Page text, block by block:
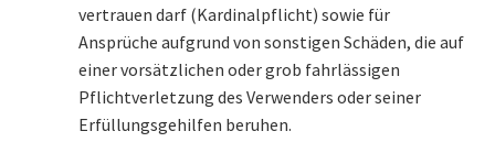
vertrauen darf (Kardinalpflicht) sowie für
Ansprüche aufgrund von sonstigen Schäden, die auf
einer vorsätzlichen oder grob fahrlässigen
Pflichtverletzung des Verwenders oder seiner
Erfüllungsgehilfen beruhen.